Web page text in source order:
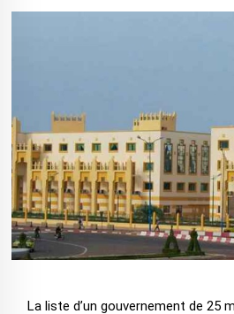
La liste d’un gouvernement de 25